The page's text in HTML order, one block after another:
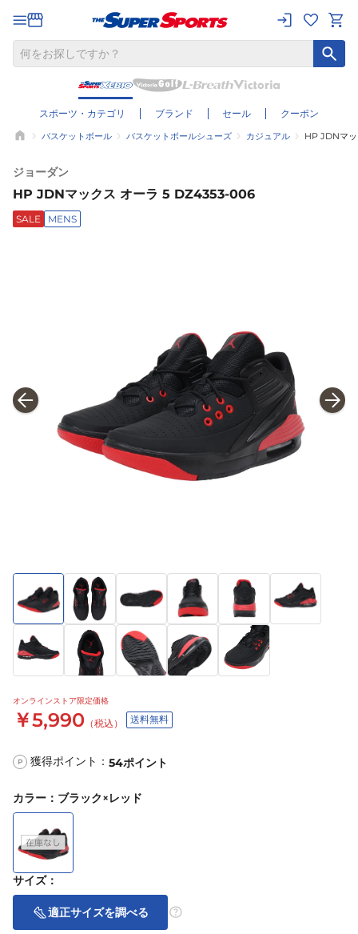
スポーツ・カテゴリ ブランド セール クーポン
バスケットボール バスケットボールシューズ カジュアル HP JDNマ
ジョーダン
HP JDNマックス オーラ 5 DZ4353-006
SALE MENS
オンラインストア限定価格
￥5,990 （税込） 送料無料
P 獲得ポイント： 54ポイント
カラー ： ブラック×レッド
サイズ：
適正サイズを調べる